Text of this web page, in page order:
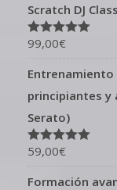
Scratch DJ
Valorado en
99,00€
Entrenamiento
principiantes y
Serato)
Valorado en
59,00€
Formación